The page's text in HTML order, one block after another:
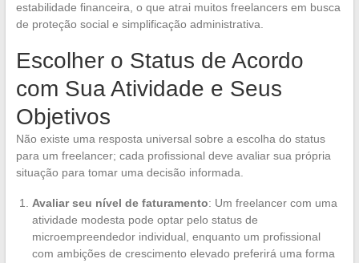
estabilidade financeira, o que atrai muitos freelancers em busca
de proteção social e simplificação administrativa.
Escolher o Status de Acordo
com Sua Atividade e Seus
Objetivos
Não existe uma resposta universal sobre a escolha do status
para um freelancer; cada profissional deve avaliar sua própria
situação para tomar uma decisão informada.
Avaliar seu nível de faturamento: Um freelancer com uma
atividade modesta pode optar pelo status de
microempreendedor individual, enquanto um profissional
com ambições de crescimento elevado preferirá uma forma